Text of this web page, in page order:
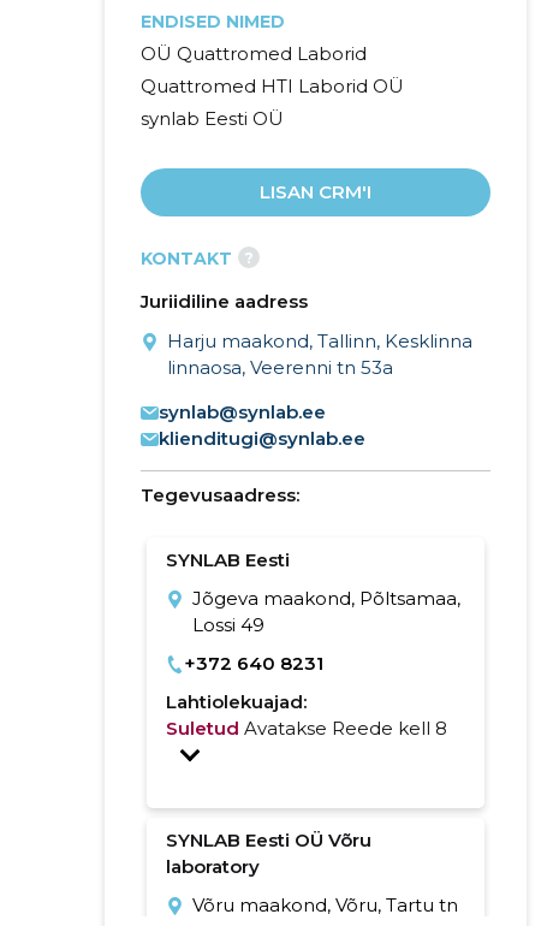
ENDISED NIMED
OÜ Quattromed Laborid
Quattromed HTI Laborid OÜ
synlab Eesti OÜ
LISAN CRM'I
KONTAKT ?
Juriidiline aadress
Harju maakond, Tallinn, Kesklinna
linnaosa, Veerenni tn 53a
synlab@synlab.ee
klienditugi@synlab.ee
Tegevusaadress:
SYNLAB Eesti
Jõgeva maakond, Põltsamaa,
Lossi 49
+372 640 8231
Lahtiolekuajad:
Suletud Avatakse Reede kell 8
SYNLAB Eesti OÜ Võru
laboratory
Võru maakond, Võru, Tartu tn